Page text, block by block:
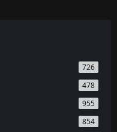
726
478
955
854